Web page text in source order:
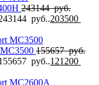
243144руб.
руб..203500
155657руб.
руб..121200